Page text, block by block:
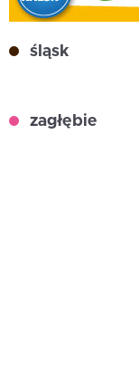
śląsk
zagłębie